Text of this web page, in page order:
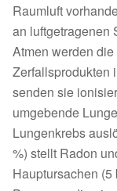
Raumluft
an luftgetragenen
Atmen werden
Zerfallsprodukten
senden sie
umgebende
Lungenkrebs
%) stellt Radon
Hauptursachen (5